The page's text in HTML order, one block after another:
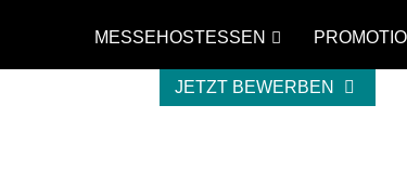
MESSEHOSTESSEN
JETZT BEWERBEN